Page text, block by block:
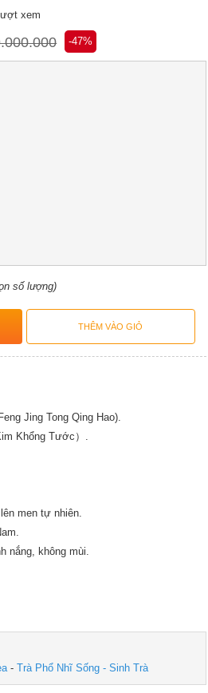
xem
-47%
số lượng)
Jing Tong Qing Hao).
Khổng Tước）.
men tự nhiên.
nắng, không mùi.
-Trà Phổ Nhĩ Sống - Sinh Trà